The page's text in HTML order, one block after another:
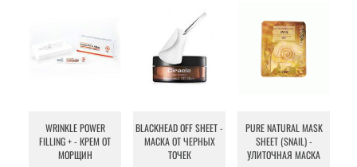
WRINKLE POWER
FILLING + - КРЕМ ОТ
МОРЩИН
BLACKHEAD OFF SHEET -
МАСКА ОТ ЧЕРНЫХ
ТОЧЕК
PURE NATURAL MASK
SHEET (SNAIL) -
УЛИТОЧНАЯ МАСКА